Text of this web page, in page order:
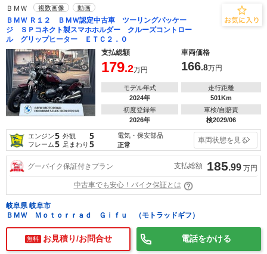
ＢＭＷ 複数画像 動画
ＢＭＷ Ｒ１２ ＢＭＷ認定中古車 ツーリングパッケー
ジ ＳＰコネクト製スマホホルダー クルーズコントロー
ル グリップヒーター ＥＴＣ２．０
支払総額
車両価格
179.2万円 166.8万円
モデル年式
2024年
走行距離
501Km
初度登録年
2026年
車検/自賠責
検2029/06
エンジン5 外観 5
フレーム5 足まわり 5
電気・保安部品
正常
車両状態を見る
グーバイク保証付きプラン 支払総額 185.99 万円
中古車でも安心！バイク保証とは
岐阜県 岐阜市
ＢＭＷ Ｍｏｔｏｒｒａｄ Ｇｉｆｕ （モトラッドギフ）
無料 お見積り/お問合せ 電話をかける